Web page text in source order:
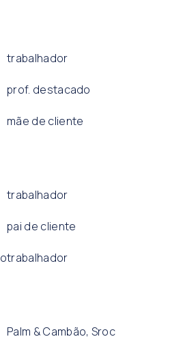
trabalhador
prof. destacado
mãe de cliente
trabalhador
pai de cliente
trabalhador
Palm & Cambão, Sroc